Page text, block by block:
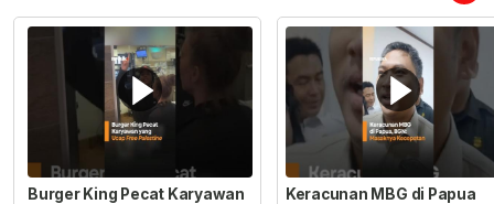
Burger King Pecat Karyawan
Keracunan MBG di Papua